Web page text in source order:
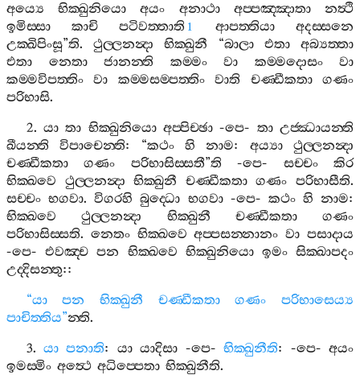
අය්‍යෙ
භික‍්ඛුනියො අයං අනාථා අප‍්පඤ‍්ඤාතා
නත්‍ථි
ඉමිස‍්සා
කාචි පටිවත‍්තාති 1 ආපත‍්තියා
අදස‍්සනෙ
උක‍්ඛිපිංසූ”ති.ථුල‍්ලනන්‍දා භික‍්ඛුනී “බාලා එතා
අබ්‍යත‍්තා
එතා
නෙතා ජානන‍්ති කම‍්මං වා කම‍්මදොසං
වා
කම‍්මවිපත‍්තිං
වා කම‍්මසම‍්පත‍්තිං වාති චණ‍්ඩීකතා
ගණං
පරිභාසි.
2. යා තා භික‍්ඛුනියො අප‍්පිච‍්ඡා -පෙ- තා උජ‍්ඣායන‍්ති
ඛීයන‍්ති
විපාචෙන‍්ති: “කථං හි නාම: අය්‍යා
ථුල‍්ලනන්‍දා
චණ‍්ඩීකතා
ගණං පරිභාසිස‍්සතී”ති -පෙ- සච‍්චං
කිර
භික‍්ඛවෙ
ථුල‍්ලනන්‍දා භික‍්ඛුනී චණ‍්ඩීකතා ගණං පරිභාසීති.
සච‍්චං භගවා.විගරහි බුද‍්ධො භගවා-පෙ- කථං හි නාම:
භික‍්ඛවෙ
ථුල‍්ලනන්‍දා භික‍්ඛුනී චණ‍්ඩීකතා
ගණං
පරිභාසිස‍්සති. නෙතං භික‍්ඛවෙ අප‍්පසන‍්නානං වා පසාදාය
-පෙ-එවඤ‍්ච පන භික‍්ඛවෙ භික‍්ඛුනියො ඉමං සික‍්ඛාපදං
උද‍්දිසන‍්තු::
“යා පන භික‍්ඛුනී චණ‍්ඩීකතා ගණං
පරිභාසෙය්‍ය
පාචිත‍්තිය”න‍්ති.
3.යා පනාති: යා යාදිසා -පෙ-භික‍්ඛුනීති: -පෙ- අයං
ඉමස‍්මිං අත්‍ථෙ අධිප‍්පෙතා භික‍්ඛුනීති.